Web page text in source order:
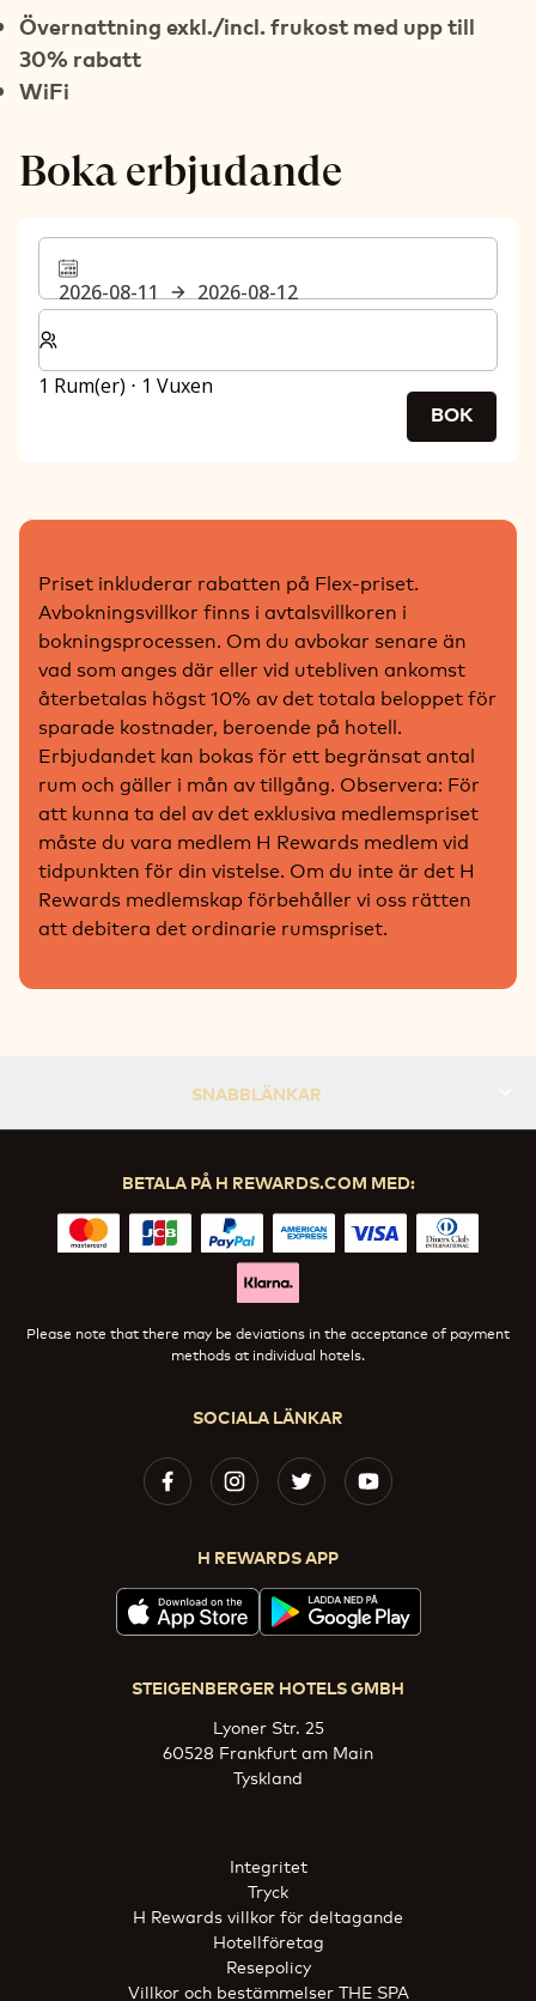
Övernattning exkl./incl. frukost med upp till
30% rabatt
WiFi
Boka erbjudande
2026-08-11
2026-08-12
Välj antal rum och gäster för din vistelse
1 Rum(er) ⋅ 1 Vuxen
BOK
Priset inkluderar rabatten på Flex-priset.
Avbokningsvillkor finns i avtalsvillkoren i
bokningsprocessen. Om du avbokar senare än
vad som anges där eller vid utebliven ankomst
återbetalas högst 10% av det totala beloppet för
sparade kostnader, beroende på hotell.
Erbjudandet kan bokas för ett begränsat antal
rum och gäller i mån av tillgång. Observera: För
att kunna ta del av det exklusiva medlemspriset
måste du vara medlem H Rewards medlem vid
tidpunkten för din vistelse. Om du inte är det H
Rewards medlemskap förbehåller vi oss rätten
att debitera det ordinarie rumspriset.
SNABBLÄNKAR
SOCIALA LÄNKAR
H REWARDS APP
BETALA PÅ H REWARDS.COM MED:
Please note that there may be deviations in the acceptance of payment
methods at individual hotels.
STEIGENBERGER HOTELS GMBH
Lyoner Str. 25
60528 Frankfurt am Main
Tyskland
Integritet
Tryck
H Rewards villkor för deltagande
Hotellföretag
Resepolicy
Villkor och bestämmelser THE SPA